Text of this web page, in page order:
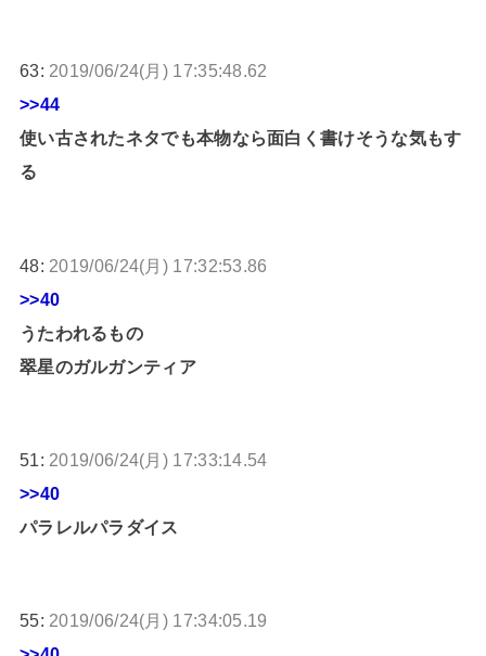
63: 2019/06/24(月) 17:35:48.62
>>44
使い古されたネタでも本物なら面白く書けそうな気もす
る
48: 2019/06/24(月) 17:32:53.86
>>40
うたわれるもの
翠星のガルガンティア
51: 2019/06/24(月) 17:33:14.54
>>40
パラレルパラダイス
55: 2019/06/24(月) 17:34:05.19